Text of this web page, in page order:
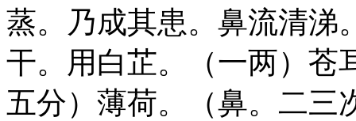
蒸。乃成其患。鼻流清涕
干。用白芷。（一两）苍
五分）薄荷。（鼻。二三